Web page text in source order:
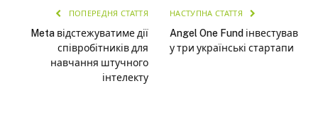
ПОПЕРЕДНЯ СТАТТЯ
Meta відстежуватиме дії
співробітників для
навчання штучного
інтелекту
НАСТУПНА СТАТТЯ
Angel One Fund інвестував
у три українські стартапи